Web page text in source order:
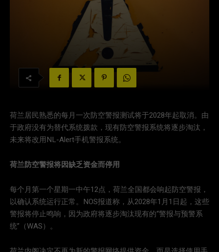
荷兰居民熟悉的每月一次防空警报测试将于2028年起取消。由
于政府没有为替代系统拨款，现有防空警报系统将逐步淘汰，
未来将改用NL-Alert手机警报系统。
荷兰防空警报将因缺乏资金而停用
每个月第一个星期一中午12点，荷兰全国都会响起防空警报，
以确认系统运行正常。NOS报道称，从2028年1月1日起，这些
警报将停止鸣响，因为政府将逐步淘汰现有的“警报与预警系
统”（WAS）。